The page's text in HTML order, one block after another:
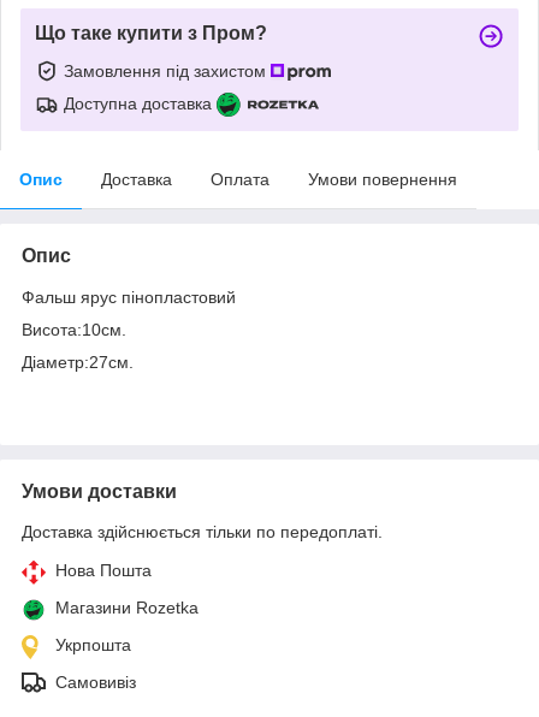
Що таке купити з Пром?
Замовлення під захистом
Доступна доставка
Опис Доставка Оплата Умови повернення
Опис
Фальш ярус пінопластовий
Висота:10см.
Діаметр:27см.
Умови доставки
Доставка здійснюється тільки по передоплаті.
Нова Пошта
Магазини Rozetka
Укрпошта
Самовивіз